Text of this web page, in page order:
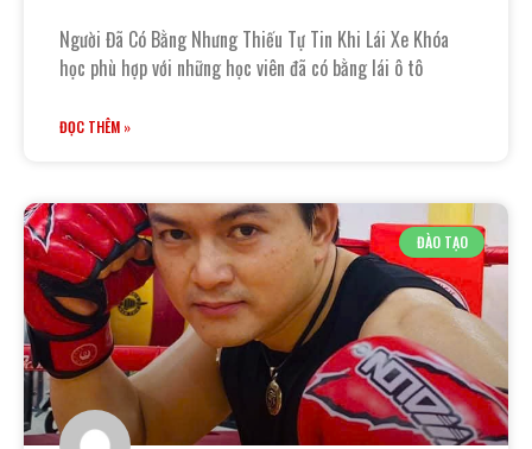
Người Đã Có Bằng Nhưng Thiếu Tự Tin Khi Lái Xe Khóa
học phù hợp với những học viên đã có bằng lái ô tô
ĐỌC THÊM »
ĐÀO TẠO